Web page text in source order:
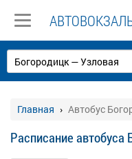
Главная Автобус
Расписание автобуса